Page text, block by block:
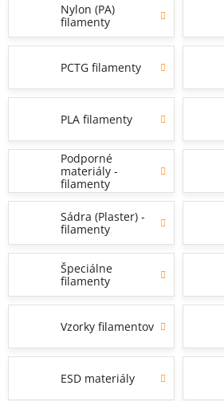
Nylon (PA)
filamenty
PCTG filamenty
PLA filamenty
Podporné
materiály -
filamenty
Sádra (Plaster) -
filamenty
Špeciálne
filamenty
Vzorky filamentov
ESD materiály